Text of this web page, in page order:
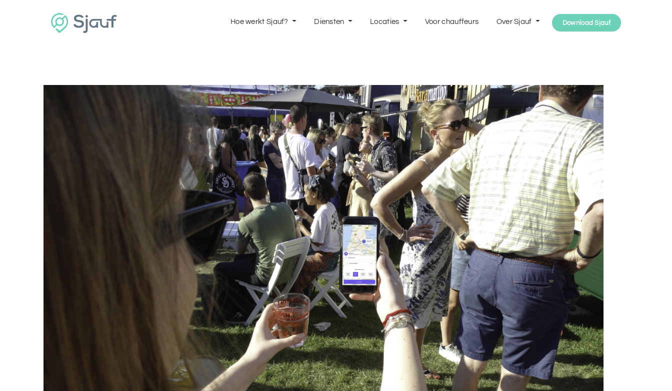
Hoe werkt Sjauf? Diensten Locaties Voor chauffeurs Over Sjauf Download Sjauf